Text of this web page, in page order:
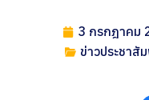
3 กรกฎาคม
ข่าวประชาสั